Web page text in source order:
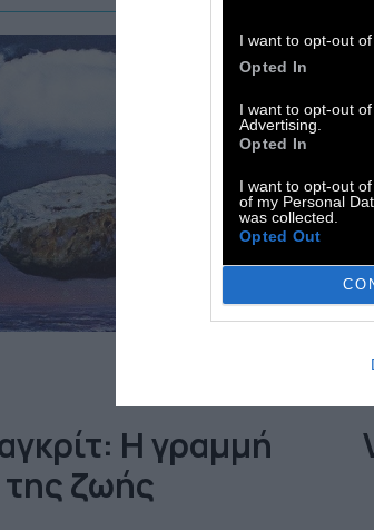
I want to opt-out
Opted In
I want to opt-out
Advertising.
Opted In
I want to opt-out
of my Personal
was collected.
Opted Out
Η γραμμή
της ζωής